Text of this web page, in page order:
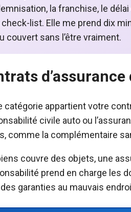
la franchise, le
list. Elle me prend dix
sans l’être vraiment.
appartient votre
civile auto ou
comme la complémentaire
couvre des objets, une
prend en charge les
garanties au mauvais